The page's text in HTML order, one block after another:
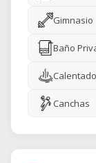
Gimnasio
Baño
Canchas